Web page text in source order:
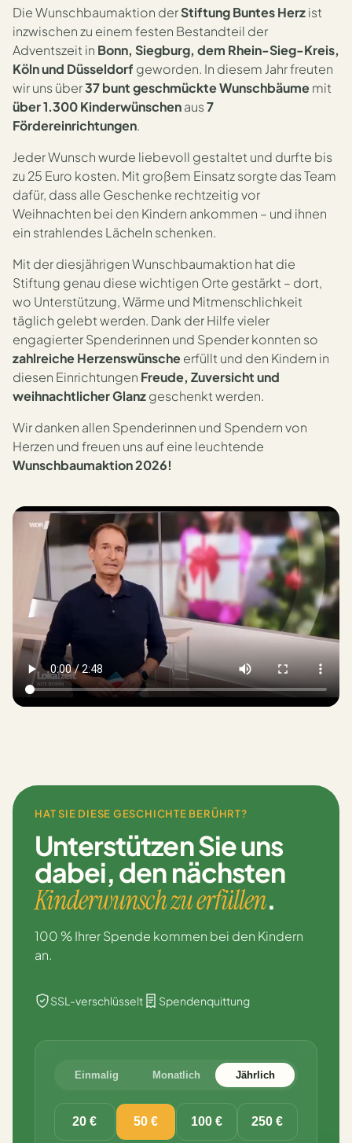
Die Wunschbaumaktion derStiftung Buntes Herzist
inzwischen zu einem festen Bestandteil der
Adventszeit in Bonn, Siegburg, dem Rhein-Sieg-Kreis,
Köln und Düsseldorf geworden. In diesem Jahr freuten
wir uns über37 bunt geschmückte Wunschbäumemit
über 1.300 Kinderwünschenaus7
Fördereinrichtungen.
Jeder Wunsch wurde liebevoll gestaltet und durfte bis
zu 25 Euro kosten. Mit großem Einsatz sorgte das Team
dafür, dass alle Geschenke rechtzeitig vor
Weihnachten bei den Kindern ankommen – und ihnen
ein strahlendes Lächeln schenken.
Mit der diesjährigen Wunschbaumaktion hat die
Stiftung genau diese wichtigen Orte gestärkt – dort,
wo Unterstützung, Wärme und Mitmenschlichkeit
täglich gelebt werden. Dank der Hilfe vieler
engagierter Spenderinnen und Spender konnten so
zahlreiche Herzenswünscheerfüllt und den Kindern in
diesen Einrichtungen Freude, Zuversicht und
weihnachtlicher Glanzgeschenkt werden.
Wir danken allen Spenderinnen und Spendern von
Herzen und freuen uns auf eine leuchtende
Wunschbaumaktion 2026!
HAT SIE DIESE GESCHICHTE BERÜHRT?
Unterstützen Sie uns
dabei,den nächsten
Kinderwunsch zu erfüllen.
100 % Ihrer Spende kommen bei den Kindern
an.
SSL-verschlüsselt Spendenquittung
Einmalig Monatlich Jährlich
20 € 50 € 100 € 250 €